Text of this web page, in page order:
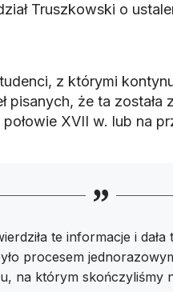
Truszkowski o
z którymi
pisanych, że ta została
XVII w. lub na
te informacje i
procesem
na którym skończyliśmy